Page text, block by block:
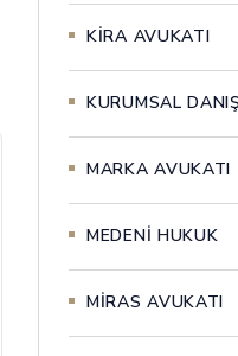
KİRA AVUKATI
KURUMSAL
MARKA AVUKATI
MEDENİ HUKUK
MİRAS AVUKATI